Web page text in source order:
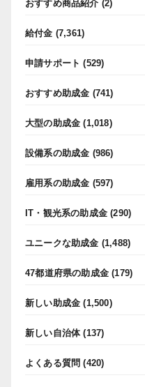
おすすめ商品紹介 (2)
給付金 (7,361)
申請サポート (529)
おすすめ助成金 (741)
大型の助成金 (1,018)
設備系の助成金 (986)
雇用系の助成金 (597)
IT・観光系の助成金 (290)
ユニークな助成金 (1,488)
47都道府県の助成金 (179)
新しい助成金 (1,500)
新しい自治体(137)
よくある質問 (420)